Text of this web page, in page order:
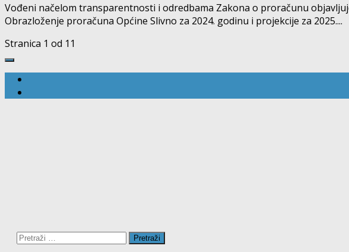
Vođeni načelom transparentnosti i odredbama Zakona o proračunu
Obrazloženje proračuna Općine Slivno za 2024. godinu i projekcije za 2025....
Stranica 1 od 1 1
Pretraži: